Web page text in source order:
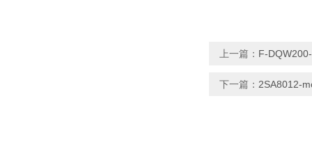
上一篇： F-
下一篇： 2SA8012-